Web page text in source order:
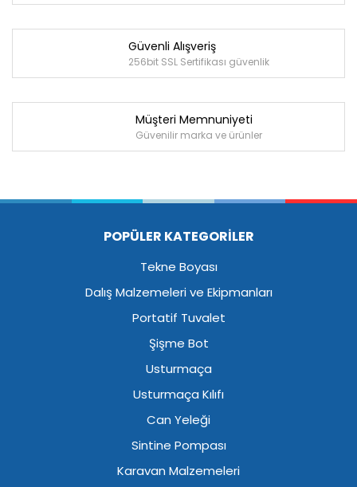
Güvenli Alışveriş
256bit SSL Sertifikası güvenlik
Müşteri Memnuniyeti
Güvenilir marka ve ürünler
POPÜLER KATEGORİLER
Tekne Boyası
Dalış Malzemeleri ve Ekipmanları
Portatif Tuvalet
Şişme Bot
Usturmaça
Usturmaça Kılıfı
Can Yeleği
Sintine Pompası
Karavan Malzemeleri